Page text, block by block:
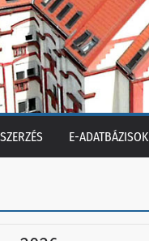
E-ADATBÁZISOK